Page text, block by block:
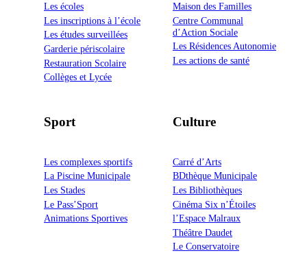
Les écoles
Les inscriptions à l’école
Les études surveillées
Garderie périscolaire
Restauration Scolaire
Collèges et Lycée
Maison des Familles
Centre Communal
d’Action Sociale
Les Résidences Autonomie
Les actions de santé
Sport
Les complexes sportifs
La Piscine Municipale
Les Stades
Le Pass’Sport
Animations Sportives
Culture
Carré d’Arts
BDthèque Municipale
Les Bibliothèques
Cinéma Six n’Étoiles
l’Espace Malraux
Théâtre Daudet
Le Conservatoire